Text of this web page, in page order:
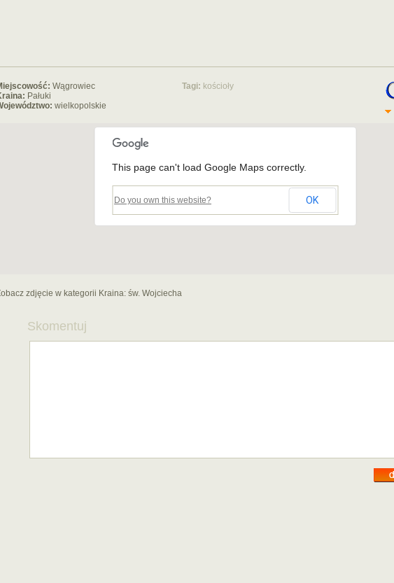
Wągrowiec
Pałuki
wielkopolskie
Tagi: kościoły
This page can't load Google Maps correctly.
Do you own this website? OK
zdjęcie w kategorii Kraina: św. Wojciecha
Skomentuj